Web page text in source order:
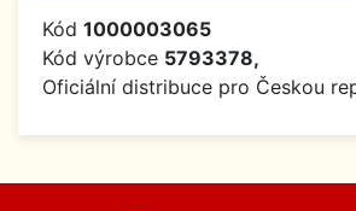
Kód 1000003065
Kód výrobce 5793378,
Oficiální distribuce pro Českou